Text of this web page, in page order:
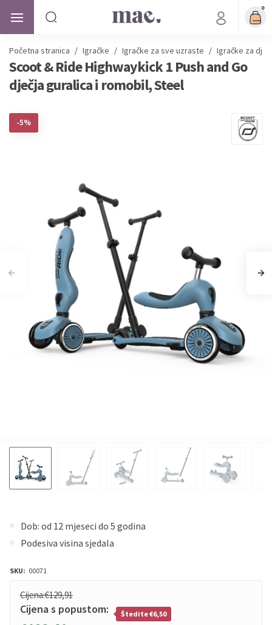
0
Početna stranica / Igračke / Igračke za sve uzraste / Igračke za
Scoot & Ride Highwaykick 1 Push and Go
dječja guralica i romobil, Steel
-5%
Dob: od 12 mjeseci do 5 godina
Podesiva visina sjedala
SKU: 00071
Cijena:€129,91
Cijena s popustom: Štedite €6,50